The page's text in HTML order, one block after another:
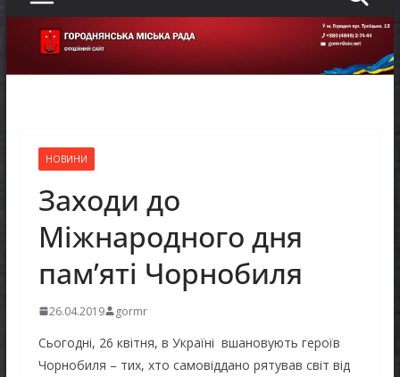
присудження Премії Кабінету Міністрів України
за вагомий внесок у забезпечення
енергетичної стійкості України
НОВИНИ
Заходи до
Міжнародного дня
пам’яті Чорнобиля
26.04.2019 gormr
Сьогодні, 26 квітня, в Україні вшановують героїв
Чорнобиля – тих, хто самовіддано рятував світ від